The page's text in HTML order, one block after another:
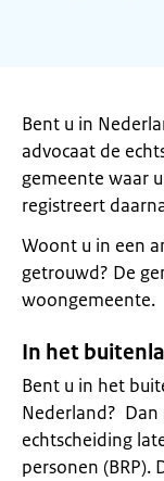
Bent u in
advocaat de
gemeente waar
registreert
Woont u in een
getrouwd? De
woongemeente.
In het
Bent u in het
Nederland?
echtscheiding
personen (BRP).